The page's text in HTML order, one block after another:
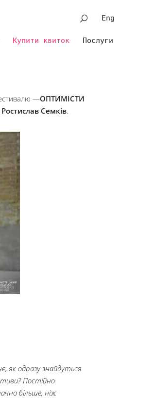
Eng
Послуги
Купити квиток
—ОПТИМІСТИ
Ростислав Семків.
як одразу знайдуться
Постійно
більше, ніж